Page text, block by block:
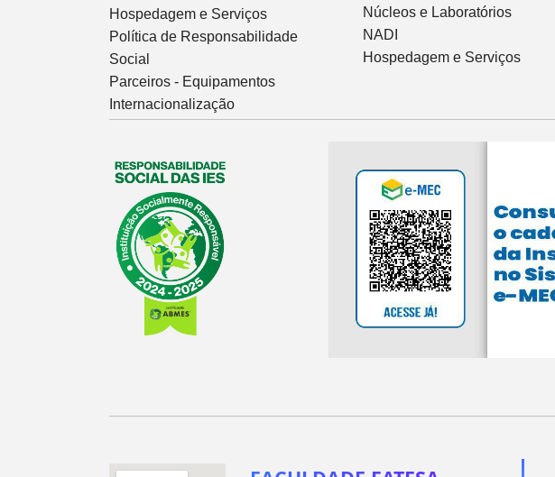
Hospedagem e Serviços
Política de Responsabilidade
Social
Parceiros - Equipamentos
Internacionalização
Núcleos e Laboratórios
NADI
Hospedagem e Serviços